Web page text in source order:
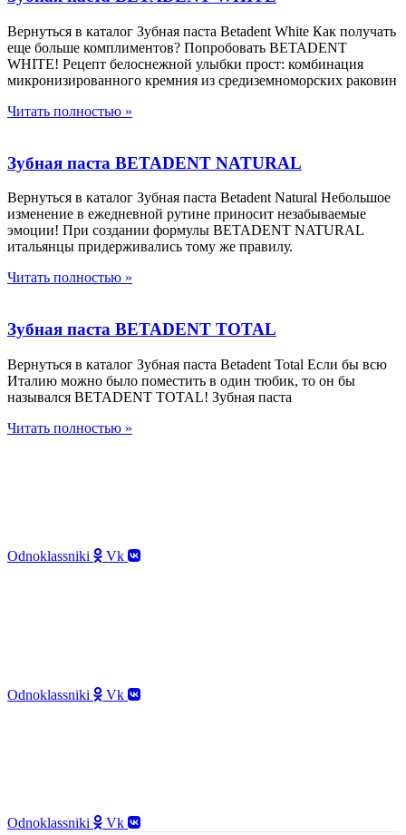
Вернуться в каталог Зубная паста Betadent White Как получать
еще больше комплиментов? Попробовать BETADENT
WHITE! Рецепт белоснежной улыбки прост: комбинация
микронизированного кремния из средиземноморских раковин
Читать полностью »
Зубная паста BETADENT NATURAL
Вернуться в каталог Зубная паста Betadent Natural Небольшое
изменение в ежедневной рутине приносит незабываемые
эмоции! При создании формулы BETADENT NATURAL
итальянцы придерживались тому же правилу.
Читать полностью »
Зубная паста BETADENT TOTAL
Вернуться в каталог Зубная паста Betadent Total Если бы всю
Италию можно было поместить в один тюбик, то он бы
назывался BETADENT TOTAL! Зубная паста
Читать полностью »
Odnoklassniki Vk
Odnoklassniki Vk
Odnoklassniki Vk